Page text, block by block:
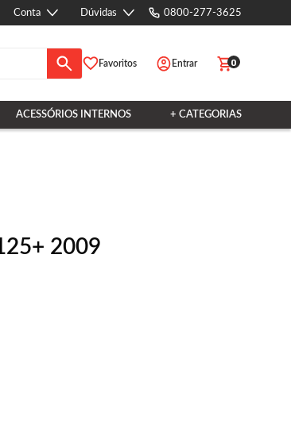
Conta Dúvidas 0800-277-3625
Favoritos Entrar 0
ACESSÓRIOS INTERNOS + CATEGORIAS
2009